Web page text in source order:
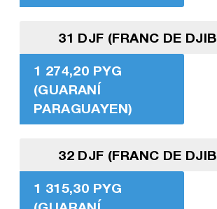
31 DJF (FRANC DE
1 274,20 PYG
(GUARANÍ
PARAGUAYEN)
32 DJF (FRANC DE
1 315,30 PYG